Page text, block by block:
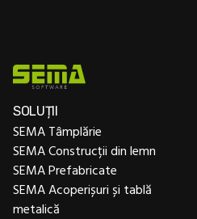
SOLUȚII
SEMA Tâmplărie
SEMA Construcții din lemn
SEMA Prefabricate
SEMA Acoperișuri și tablă
metalică